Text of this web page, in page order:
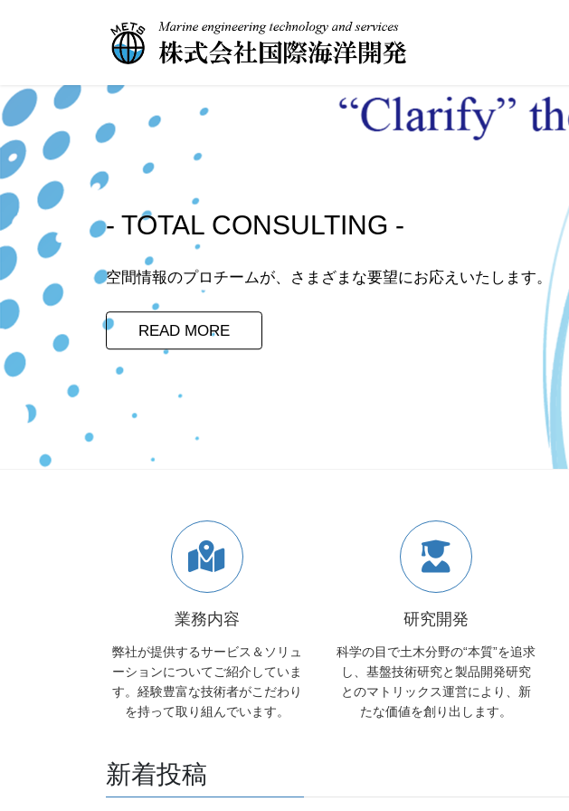
ツ
へ
ス
キ
ッ
シ
ョ
ン
に
移
- TOTAL CONSULTING -
空間情報のプロチームが、さまざまな要望にお応えいたします。
READ MORE
業務内容
弊社が提供するサービス＆ソリュ
ーションについてご紹介していま
す。経験豊富な技術者がこだわり
を持って取り組んでいます。
研究開発
科学の目で土木分野の“本質”を追求
し、基盤技術研究と製品開発研究
とのマトリックス運営により、新
たな価値を創り出します。
新着投稿